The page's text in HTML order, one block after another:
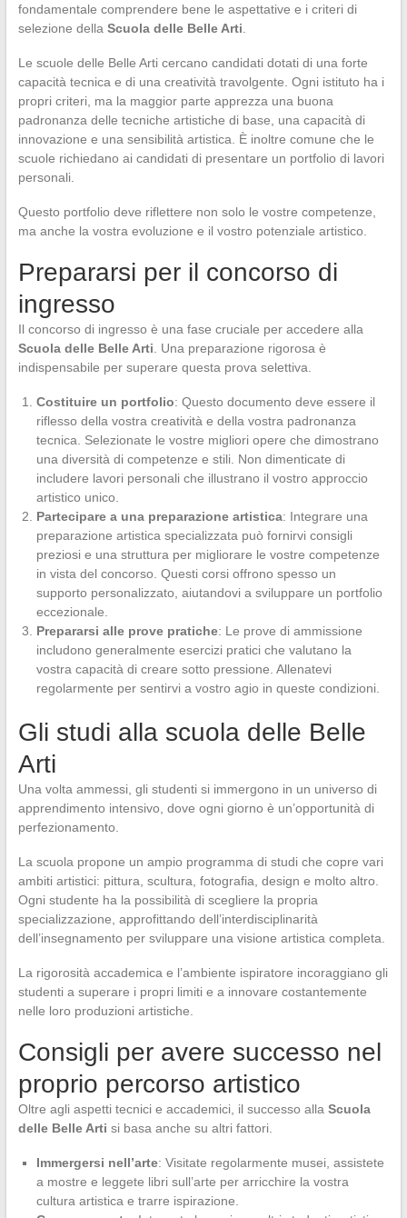
fondamentale comprendere bene le aspettative e i criteri di
selezione della Scuola delle Belle Arti
Le scuole delle Belle Arti cercano candidati dotati di una forte
capacità tecnica e di una creatività travolgente. Ogni istituto ha i
propri criteri, ma la maggior parte apprezza una buona
padronanza delle tecniche artistiche di base, una capacità di
innovazione e una sensibilità artistica. È inoltre comune che le
scuole richiedano ai candidati di presentare un portfolio di lavori
personali.
Questo portfolio deve riflettere non solo le vostre competenze,
ma anche la vostra evoluzione e il vostro potenziale artistico.
Prepararsi per il concorso di
ingresso
Il concorso di ingresso è una fase cruciale per accedere alla
Scuola delle Belle Arti . Una preparazione rigorosa è
indispensabile per superare questa prova selettiva.
Costituire un portfolio: Questo documento deve essere il
riflesso della vostra creatività e della vostra padronanza
tecnica. Selezionate le vostre migliori opere che dimostrano
una diversità di competenze e stili. Non dimenticate di
includere lavori personali che illustrano il vostro approccio
artistico unico.
Partecipare a una preparazione artistica: Integrare una
preparazione artistica specializzata può fornirvi consigli
preziosi e una struttura per migliorare le vostre competenze
in vista del concorso. Questi corsi offrono spesso un
supporto personalizzato, aiutandovi a sviluppare un portfolio
eccezionale.
Prepararsi alle prove pratiche: Le prove di ammissione
includono generalmente esercizi pratici che valutano la
vostra capacità di creare sotto pressione. Allenatevi
regolarmente per sentirvi a vostro agio in queste condizioni.
Gli studi alla scuola delle Belle
Arti
Una volta ammessi, gli studenti si immergono in un universo di
apprendimento intensivo, dove ogni giorno è un’opportunità di
perfezionamento.
La scuola propone un ampio programma di studi che copre vari
ambiti artistici: pittura, scultura, fotografia, design e molto altro.
Ogni studente ha la possibilità di scegliere la propria
specializzazione, approfittando dell’interdisciplinarità
dell’insegnamento per sviluppare una visione artistica completa.
La rigorosità accademica e l’ambiente ispiratore incoraggiano gli
studenti a superare i propri limiti e a innovare costantemente
nelle loro produzioni artistiche.
Consigli per avere successo nel
proprio percorso artistico
Oltre agli aspetti tecnici e accademici, il successo alla Scuola
delle Belle Arti si basa anche su altri fattori.
Immergersi nell’arte: Visitate regolarmente musei, assistete
a mostre e leggete libri sull’arte per arricchire la vostra
cultura artistica e trarre ispirazione.